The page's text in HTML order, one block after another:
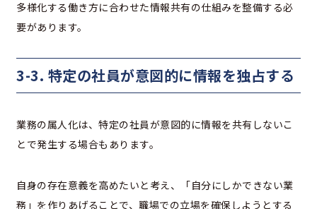
多様化する働き方に合わせた情報共有の仕組みを整備する必
要があります。
3-3. 特定の社員が意図的に情報を独占する
業務の属人化は、特定の社員が意図的に情報を共有しないこ
とで発生する場合もあります。
自身の存在意義を高めたいと考え、「自分にしかできない業
務」を作りあげることで、職場での立場を確保しようとする